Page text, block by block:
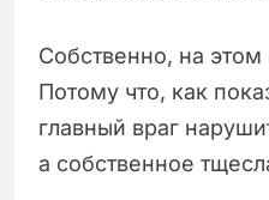
Собственно, на этом
Потому что, как
главный враг
а собственное